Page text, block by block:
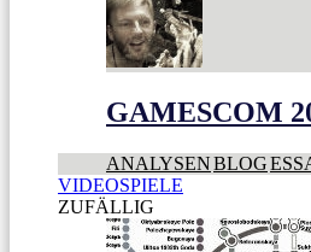
GAMESCOM
ANALYSENBLOG
VIDEOSPIELE
ZUFÄLLIG